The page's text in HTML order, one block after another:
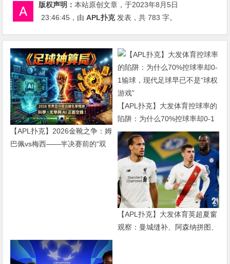
版权声明：本站原创文章，于2023年8月5日
23:46:45 ，由APL扑克发表，共 783 字。
【APL扑克】2026金靴之争：姆
巴佩vs梅西——半决赛前的“双
【APL扑克】大发体育控球率的
陷阱：为什么70%控球率却0-1
输球，现代足球早已不是“球权
游戏”
【APL扑克】大发体育英超夏窗
观察：曼城缝补、阿森纳拼图、